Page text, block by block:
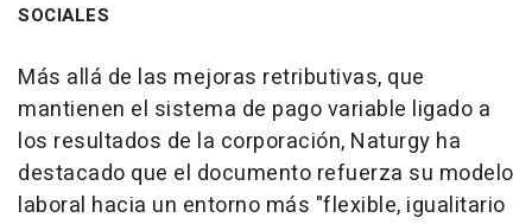
SOCIALES
Más allá de las mejoras retributivas, que
mantienen el sistema de pago variable ligado a
los resultados de la corporación, Naturgy ha
destacado que el documento refuerza su modelo
laboral hacia un entorno más "flexible, igualitario